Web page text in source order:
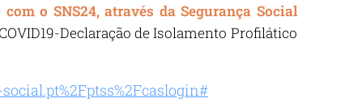
o SNS24, através da Segurança Social
Declaração de Isolamento Profilático